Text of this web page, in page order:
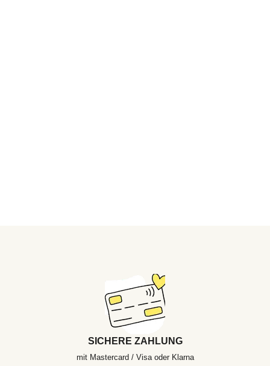
SICHERE ZAHLUNG
mit Mastercard / Visa oder Klarna